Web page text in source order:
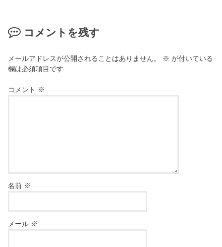
コメントを残す
メールアドレスが公開されることはありません。 ※ が付いている
欄は必須項目です
コメント ※
名前 ※
メール ※